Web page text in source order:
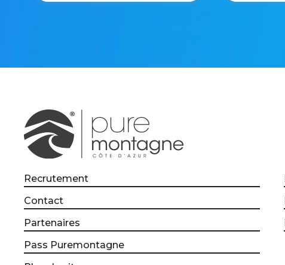
Recrutement
Contact
Partenaires
Pass Puremontagne